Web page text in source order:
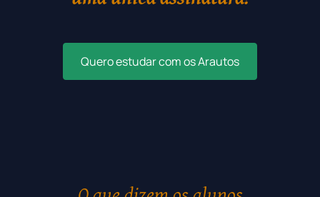
Quero estudar com os Arautos